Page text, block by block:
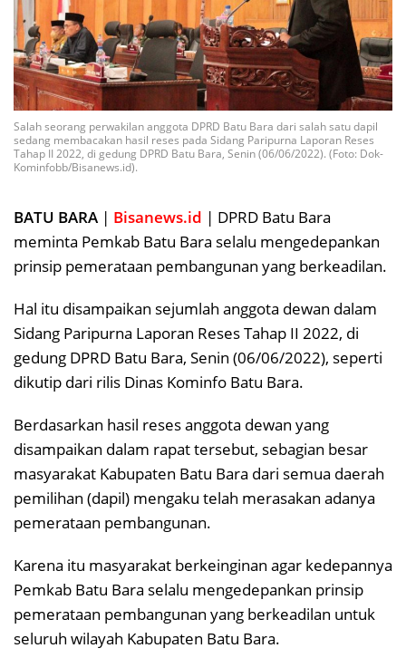
Salah seorang perwakilan anggota DPRD Batu Bara dari salah satu dapil
sedang membacakan hasil reses pada Sidang Paripurna Laporan Reses
Tahap II 2022, di gedung DPRD Batu Bara, Senin (06/06/2022). (Foto: Dok-
Kominfobb/Bisanews.id).
BATU BARA | Bisanews.id | DPRD Batu Bara
meminta Pemkab Batu Bara selalu mengedepankan
prinsip pemerataan pembangunan yang berkeadilan.
Hal itu disampaikan sejumlah anggota dewan dalam
Sidang Paripurna Laporan Reses Tahap II 2022, di
gedung DPRD Batu Bara, Senin (06/06/2022), seperti
dikutip dari rilis Dinas Kominfo Batu Bara.
Berdasarkan hasil reses anggota dewan yang
disampaikan dalam rapat tersebut, sebagian besar
masyarakat Kabupaten Batu Bara dari semua daerah
pemilihan (dapil) mengaku telah merasakan adanya
pemerataan pembangunan.
Karena itu masyarakat berkeinginan agar kedepannya
Pemkab Batu Bara selalu mengedepankan prinsip
pemerataan pembangunan yang berkeadilan untuk
seluruh wilayah Kabupaten Batu Bara.